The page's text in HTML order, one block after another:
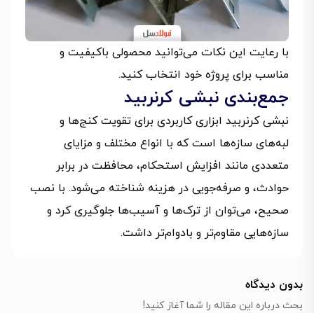
با رعایت این نکات می‌توانید محصولی باکیفیت و
مناسب برای پروژه خود انتخاب کنید.
جمع‌بندی نبشی کرنربید
نبشی کرنربید ابزاری کاربردی برای تقویت کنج‌ها و
لبه‌های سازه‌ها است که با انواع مختلف و مزایای
متعددی مانند افزایش استحکام، محافظت در برابر
حوادث، و صرفه‌جویی در هزینه شناخته می‌شود. با نصب
صحیح، می‌توان از ترک‌ها و آسیب‌ها جلوگیری کرد و
سازه‌هایی مقاوم‌تر و بادوام‌تر داشت.
بدون دیدگاه
بحث درباره این مقاله را شما آغاز کنید!